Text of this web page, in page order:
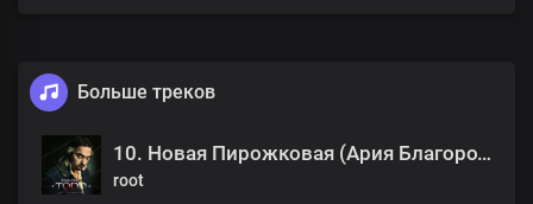
Больше треков
10. Новая Пирожковая (Ария Благородной Толпы).mp3
root